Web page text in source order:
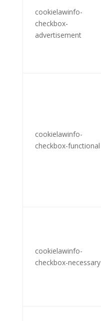
cookielawinfo-
checkbox-
advertisement
cookielawinfo-
checkbox-functional
cookielawinfo-
checkbox-necessary